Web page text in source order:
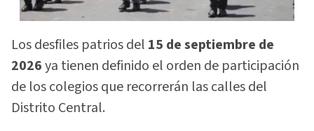
Los desfiles patrios del 15 de septiembre de
2026ya tienen definido el orden de participación
de los colegios que recorrerán las calles del
Distrito Central.